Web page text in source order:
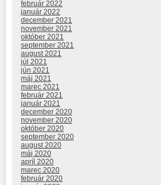
február 2022
január 2022
december 2021
november 2021
október 2021
september 2021
august 2021
júl 2021
jún 2021
máj 2021
marec 2021
február 2021
január 2021
december 2020
november 2020
október 2020
september 2020
august 2020
máj 2020
apríl 2020
marec 2020
február 2020